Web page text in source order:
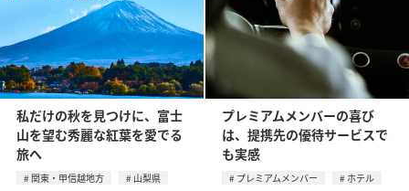
私だけの秋を見つけに、富士
山を望む秀麗な紅葉を愛でる
旅へ
関東・甲信越地方
山梨県
プレミアムメンバーの喜び
は、提携先の優待サービスで
も実感
プレミアムメンバー ホテル